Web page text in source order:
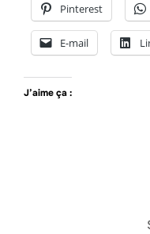
Pinterest
E-mail
J’aime ça :